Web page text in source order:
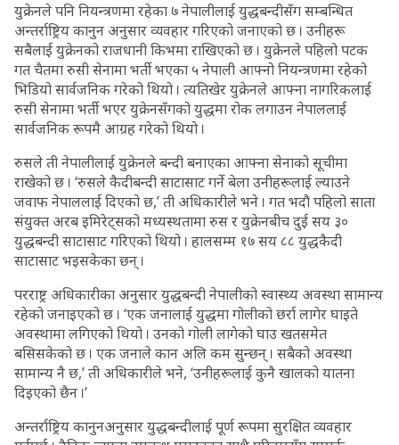
युक्रेनले पनि नियन्त्रणमा रहेका ७ नेपालीलाई युद्धबन्दीसँग सम्बन्धित
अन्तर्राष्ट्रिय कानुन अनुसार व्यवहार गरिएको जनाएको छ । उनीहरू
सबैलाई युक्रेनको राजधानी किभमा राखिएको छ । युक्रेनले पहिलो पटक
गत चैतमा रुसी सेनामा भर्ती भएका ५ नेपाली आफ्नो नियन्त्रणमा रहेको
भिडियो सार्वजनिक गरेको थियो । त्यतिखेर युक्रेनले आफ्ना नागरिकलाई
रुसी सेनामा भर्ती भएर युक्रेनसँगको युद्धमा रोक लगाउन नेपाललाई
सार्वजनिक रूपमै आग्रह गरेको थियो ।
रुसले ती नेपालीलाई युक्रेनले बन्दी बनाएका आफ्ना सेनाको सूचीमा
राखेको छ । ‘रुसले कैदीबन्दी साटासाट गर्ने बेला उनीहरूलाई ल्याउने
जवाफ नेपाललाई दिएको छ,’ ती अधिकारीले भने । गत भदौ पहिलो साता
संयुक्त अरब इमिरेट्सको मध्यस्थतामा रुस र युक्रेनबीच दुई सय ३०
युद्धबन्दी साटासाट गरिएको थियो । हालसम्म १७ सय ८८ युद्धकैदी
साटासाट भइसकेका छन् ।
परराष्ट्र अधिकारीका अनुसार युद्धबन्दी नेपालीको स्वास्थ्य अवस्था सामान्य
रहेको जनाइएको छ । ‘एक जनालाई युद्धमा गोलीको छर्रा लागेर घाइते
अवस्थामा लगिएको थियो । उनको गोली लागेको घाउ खतसमेत
बसिसकेको छ । एक जनाले कान अलि कम सुन्छन् । सबैको अवस्था
सामान्य नै छ,’ ती अधिकारीले भने, ‘उनीहरूलाई कुनै खालको यातना
दिइएको छैन ।’
अन्तर्राष्ट्रिय कानुनअनुसार युद्धबन्दीलाई पूर्ण रूपमा सुरक्षित व्यवहार